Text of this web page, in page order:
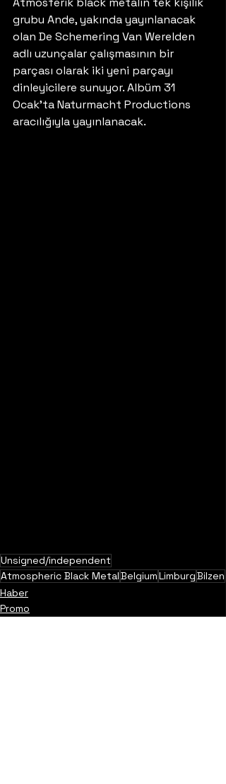
grubu Ande, yakında yayınlanacak
olan De Schemering Van Werelden
adlı uzunçalar çalışmasının bir
parçası olarak iki yeni parçayı
dinleyicilere sunuyor. Albüm 31
Ocak'ta Naturmacht Productions
aracılığıyla yayınlanacak.
Unsigned/independent
Atmospheric Black MetalBelgiumLimburgBilzen
Haber
Promo